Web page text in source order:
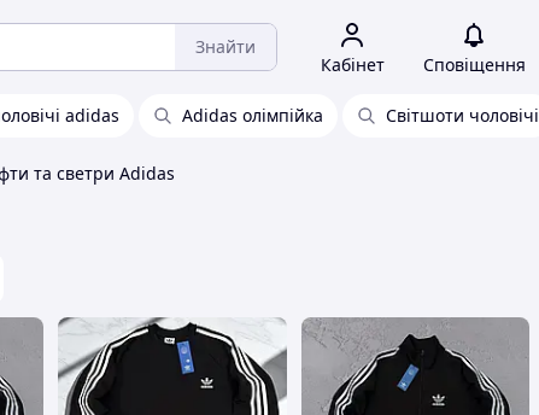
Знайти
Кабінет Сповіщення
adidas Adidas олімпійка Світшоти чоловічі
та светри Adidas